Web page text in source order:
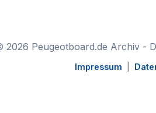
2026 Peugeotboard.de Archiv -
Impressum